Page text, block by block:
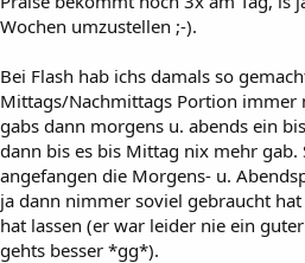
Wochen umzustellen ;-).
Bei Flash hab ichs damals so
Mittags/Nachmittags Portion immer
gabs dann morgens u. abends ein
dann bis es bis Mittag nix mehr gab.
angefangen die Morgens- u.
ja dann nimmer soviel gebraucht
hat lassen (er war leider nie ein
gehts besser *gg*).